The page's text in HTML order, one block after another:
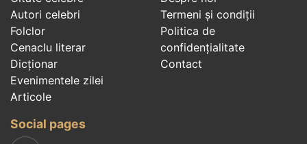
Autori celebri
Folclor
Cenaclu literar
Dicționar
Evenimentele zilei
Articole
Termeni și condiții
Politica de
confidenţialitate
Contact
Social pages